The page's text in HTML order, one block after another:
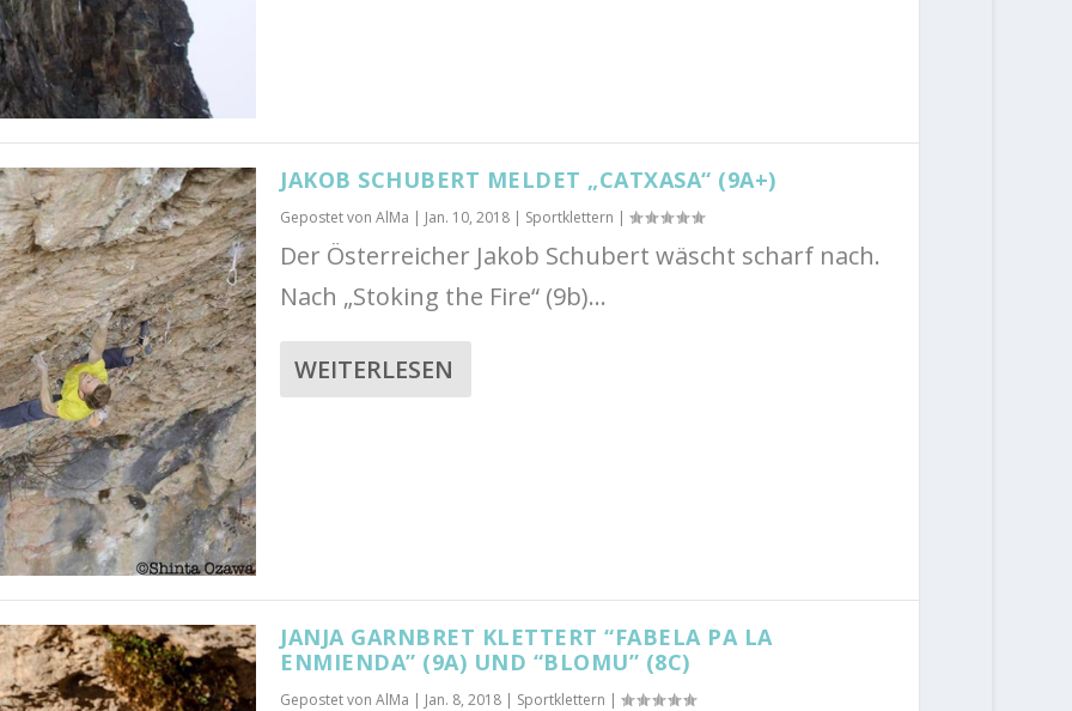
JAKOB SCHUBERT MELDET „CATXASA“ (9A+)
Gepostet von AlMa | Jan. 10, 2018 | Sportklettern |
Der Österreicher Jakob Schubert wäscht scharf nach.
Nach „Stoking the Fire“ (9b)...
WEITERLESEN
JANJA GARNBRET KLETTERT “FABELA PA LA
ENMIENDA” (9A) UND “BLOMU” (8C)
Gepostet von AlMa | Jan. 8, 2018 | Sportklettern |